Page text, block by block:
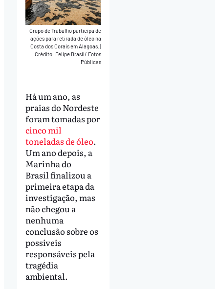
Grupo de Trabalho participa de
ações para retirada de óleo na
Costa dos Corais em Alagoas.|
Crédito: Felipe Brasil/ Fotos
Públicas
Há um ano, as
praias do Nordeste
foram tomadas por
cinco mil
toneladas de óleo.
Um ano depois, a
Marinha do
Brasil finalizou a
primeira etapa da
investigação, mas
não chegou a
nenhuma
conclusão sobre os
possíveis
responsáveis pela
tragédia
ambiental.